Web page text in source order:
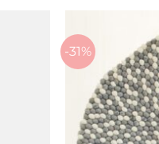
-31%